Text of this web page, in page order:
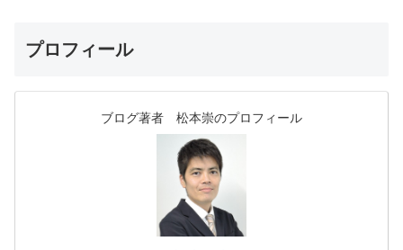
プロフィール
ブログ著者 松本崇のプロフィール